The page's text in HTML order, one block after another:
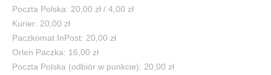
Poczta Polska: 20,00 zł / 4,00 zł
Kurier: 20,00 zł
Paczkomat InPost: 20,00 zł
Orlen Paczka: 16,00 zł
Poczta Polska (odbiór w punkcie): 20,00 zł